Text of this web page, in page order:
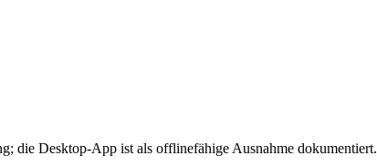
die Desktop-App ist als offlinefähige Ausnahme dokumentiert.